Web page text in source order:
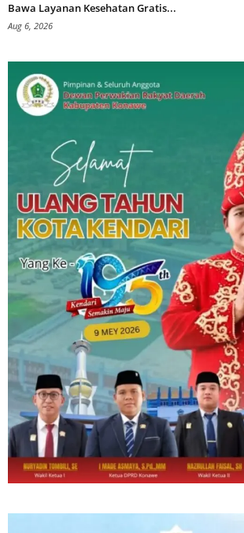
Bawa Layanan Kesehatan Gratis...
Aug 6, 2026